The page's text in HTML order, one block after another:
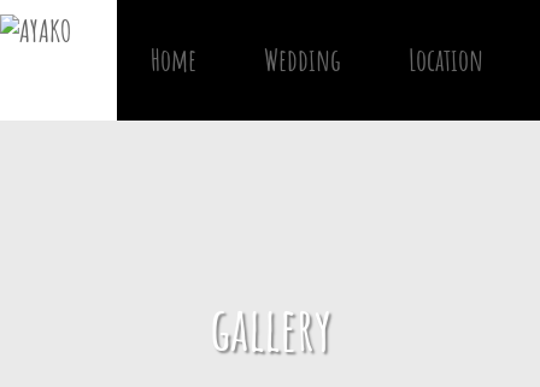
Home Wedding Location
gallery